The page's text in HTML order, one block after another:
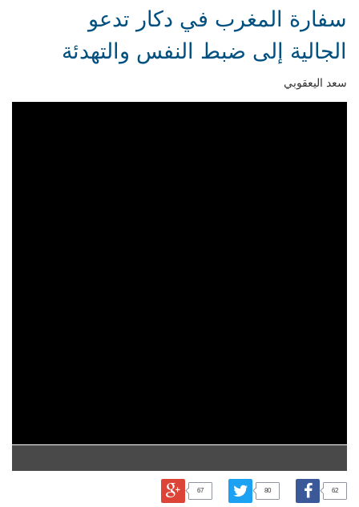
سفارة المغرب في دكار تدعو
الجالية إلى ضبط النفس والتهدئة
سعد اليعقوبي
62
80
67